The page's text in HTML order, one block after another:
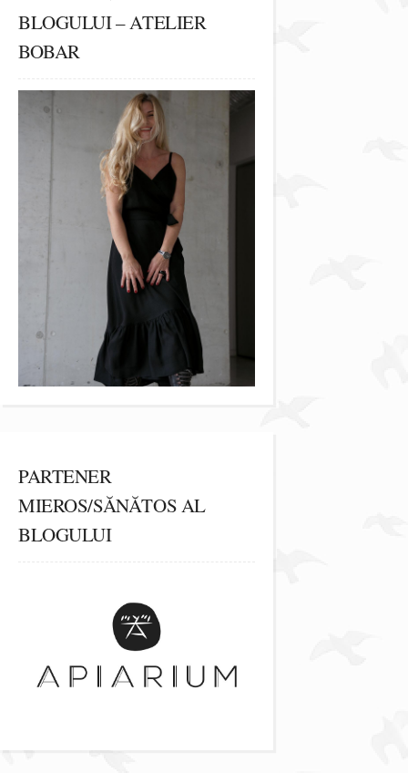
BLOGULUI – ATELIER
BOBAR
PARTENER
MIEROS/SĂNĂTOS AL
BLOGULUI